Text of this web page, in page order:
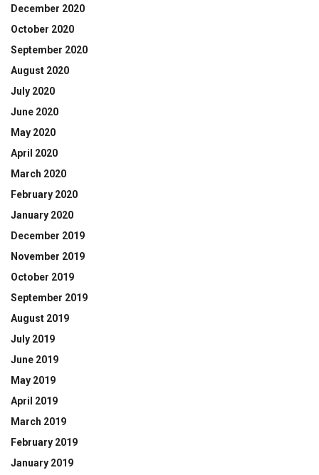
December 2020
October 2020
September 2020
August 2020
July 2020
June 2020
May 2020
April 2020
March 2020
February 2020
January 2020
December 2019
November 2019
October 2019
September 2019
August 2019
July 2019
June 2019
May 2019
April 2019
March 2019
February 2019
January 2019